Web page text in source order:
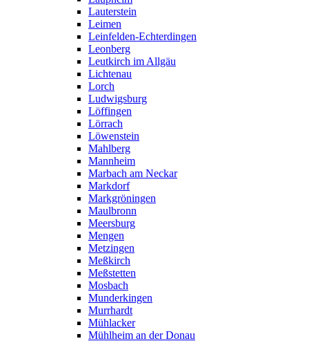
Lauterstein
Leimen
Leinfelden-Echterdingen
Leonberg
Leutkirch im Allgäu
Lichtenau
Lorch
Ludwigsburg
Löffingen
Lörrach
Löwenstein
Mahlberg
Mannheim
Marbach am Neckar
Markdorf
Markgröningen
Maulbronn
Meersburg
Mengen
Metzingen
Meßkirch
Meßstetten
Mosbach
Munderkingen
Murrhardt
Mühlacker
Mühlheim an der Donau